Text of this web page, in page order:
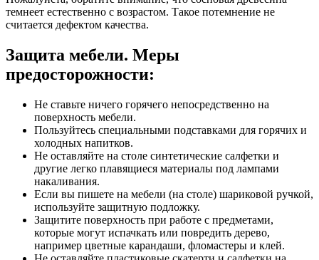
темнеет естественно с возрастом. Такое потемнение не
считается дефектом качества.
Защита мебели. Меры
предосторожности:
Не ставьте ничего горячего непосредственно на
поверхность мебели.
Пользуйтесь специальными подставками для горячих и
холодных напитков.
Не оставляйте на столе синтетические салфетки и
другие легко плавящиеся материалы под лампами
накаливания.
Если вы пишете на мебели (на столе) шариковой ручкой,
используйте защитную подложку.
Защитите поверхность при работе с предметами,
которые могут испачкать или повредить дерево,
например цветные карандаши, фломастеры и клей.